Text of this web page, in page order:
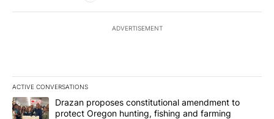
ADVERTISEMENT
ACTIVE CONVERSATIONS
The following is a list of the most commented articles in the last
A trending article titled "Drazan proposes constitutional
Drazan proposes constitutional amendment to
protect Oregon hunting, fishing and farming